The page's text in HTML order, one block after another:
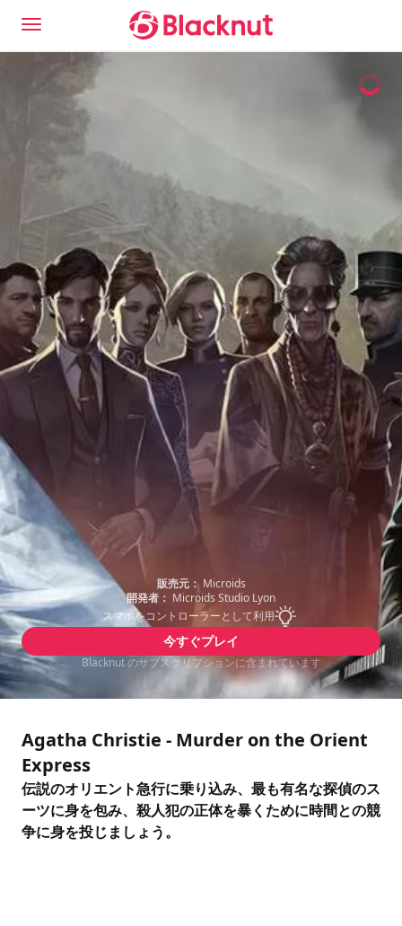
販売元： Microids
開発者： Microids Studio Lyon
スマホをコントローラーとして利用
今すぐプレイ
Blacknut のサブスクリプションに含まれています
Agatha Christie - Murder on the Orient
Express
伝説のオリエント急行に乗り込み、最も有名な探偵のス
ーツに身を包み、殺人犯の正体を暴くために時間との競
争に身を投じましょう。